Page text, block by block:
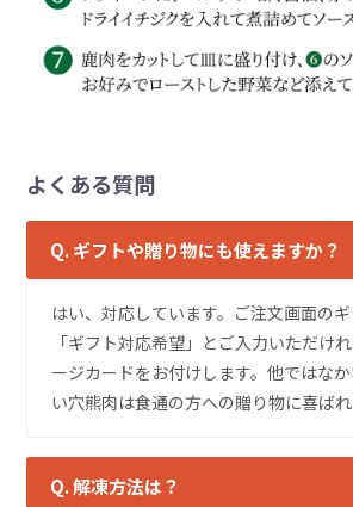
よくある質問
Q. ギフトや贈り物にも使えますか？
はい、対応しています。ご注文画面の
「ギフト対応希望」とご入力いただけ
ージカードをお付けします。他ではな
い穴熊肉は食通の方への贈り物に喜ばれ
Q. 解凍方法は？